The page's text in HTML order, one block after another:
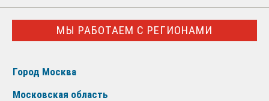
МЫ РАБОТАЕМ С РЕГИОНАМИ
Город Москва
Московская область